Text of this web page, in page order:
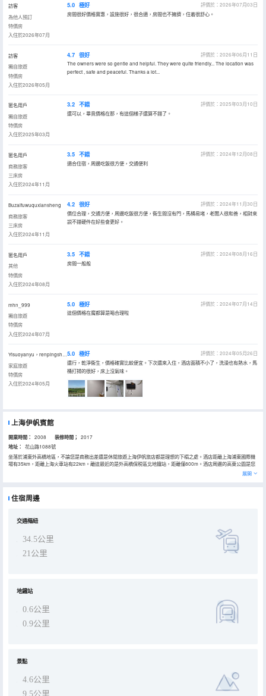
訪客
為他人預訂
特價房
入住於2026年07月
5.0 極好
評價於：2026年07月03日
房間很好價格實惠，設施很好，很合適，房間也不擁擠，住着很舒心。
訪客
獨自旅遊
特價房
入住於2026年05月
4.7 很好
評價於：2026年06月11日
The owners were so gentle and helpful. They were quite friendly... The location was
perfect , safe and peaceful. Thanks a lot...
匿名用戶
獨自旅遊
特價房
入住於2025年03月
3.2 不錯
評價於：2025年03月10日
還可以，畢竟價格在那，有這個樣子還算不錯了。
匿名用戶
商務旅客
三床房
入住於2024年11月
3.5 不錯
評價於：2024年12月08日
適合住宿，周邊吃飯很方便，交通便利
Buzaifuwuquxiansheng
商務旅客
三床房
入住於2024年11月
4.2 很好
評價於：2024年11月30日
價位合理，交通方便，周邊吃飯很方便，衞生間沒有門，馬桶易堵，老闆人很和善，相對來
説不錯硬件在好些會更好。
匿名用戶
其他
特價房
入住於2024年08月
3.5 不錯
評價於：2024年08月16日
房間一般般
mhn_999
獨自旅遊
特價房
入住於2024年07月
5.0 極好
評價於：2024年07月14日
這個價格在魔都算是喝合理啦
Yisuoyanyu，renpingsheng
家庭旅遊
特價房
入住於2024年05月
5.0 極好
評價於：2024年05月26日
還行，乾淨衞生，價格確實比較便宜。下次還來入住，酒店面積不小了，洗澡也有熱水，馬
桶打掃的很好，床上沒氣味。
上海伊帆賓館
開業時間： 2008 装修時間； 2017
地址：
花山路1088號
坐落於浦東外高橋地區，不論您是商務出差還是休閒旅遊上海伊帆旅店都是理想的下榻之處。酒店距離上海浦東國際機
場有35km，距離上海火車站有22km。離這最近的是外高橋保税區北地鐵站，距離僅800m。酒店周邊的高東公園是您
展開
住宿周邊
交通樞紐
34.5公里
21公里
地鐵站
0.6公里
0.9公里
景點
4.6公里
9.5公里